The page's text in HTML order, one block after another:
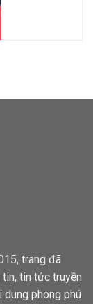
trang đã
tin tức truyền
phong phú